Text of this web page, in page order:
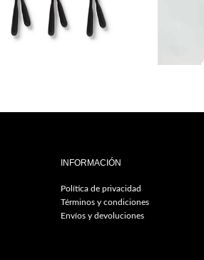
INFORMACIÓN
Política de privacidad
Términos y condiciones
Envíos y devoluciones